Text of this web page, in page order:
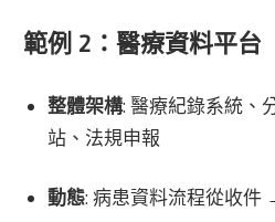
範例 2：醫療資料平台
整體架構: 醫療紀錄系統、
站、法規申報
動態: 病患資料流程從收